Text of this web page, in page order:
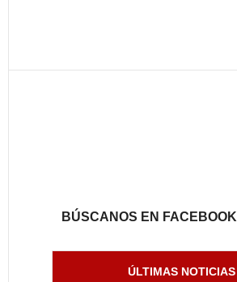
BÚSCANOS EN FACEBOOK
ÚLTIMAS NOTICIAS